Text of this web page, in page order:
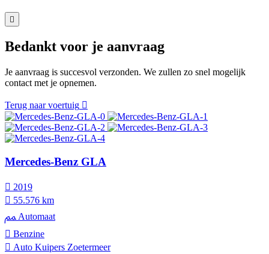
Bedankt voor je aanvraag
Je aanvraag is succesvol verzonden. We zullen zo snel mogelijk
contact met je opnemen.
Terug naar voertuig
Mercedes-Benz GLA
2019
55.576 km
Automaat
Benzine
Auto Kuipers Zoetermeer